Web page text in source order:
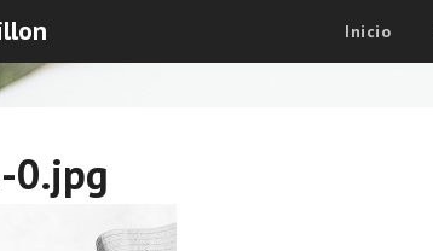
Inicio
0.jpg